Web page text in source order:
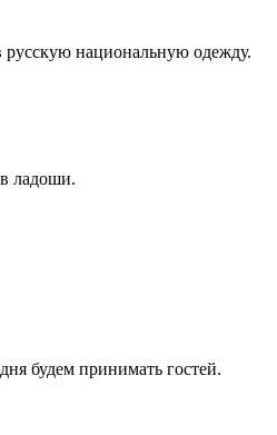
русскую национальную одежду.
ладоши.
будем принимать гостей.